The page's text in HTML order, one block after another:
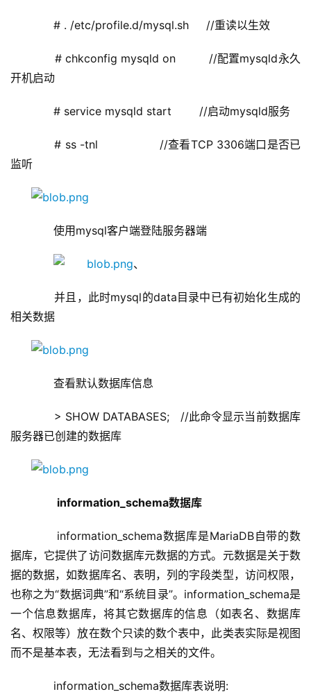
# . /etc/profile.d/mysql.sh     //重读以生效
# chkconfig mysqld on         //配置mysqld永久
开机启动
# service mysqld start        //启动mysqld服务
# ss -tnl                 //查看TCP 3306端口是否已
监听
使用mysql客户端登陆服务器端
、
并且，此时mysql的data目录中已有初始化生成的
相关数据
查看默认数据库信息
> SHOW DATABASES;   //此命令显示当前数据库
服务器已创建的数据库
information_schema数据库
information_schema数据库是MariaDB自带的数
据库，它提供了访问数据库元数据的方式。元数据是关于数
据的数据，如数据库名、表明，列的字段类型，访问权限，
也称之为“数据词典”和“系统目录”。information_schema是
一个信息数据库，将其它数据库的信息（如表名、数据库
名、权限等）放在数个只读的数个表中，此类表实际是视图
而不是基本表，无法看到与之相关的文件。
information_schema数据库表说明: